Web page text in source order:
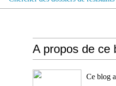
A propos de ce
Ce blog